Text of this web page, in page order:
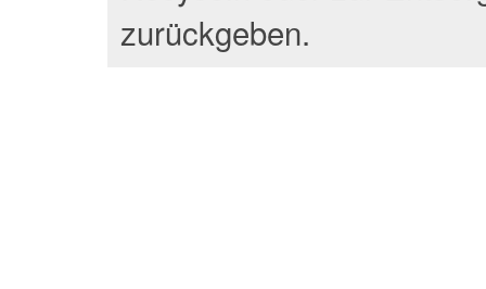
zurückgeben.